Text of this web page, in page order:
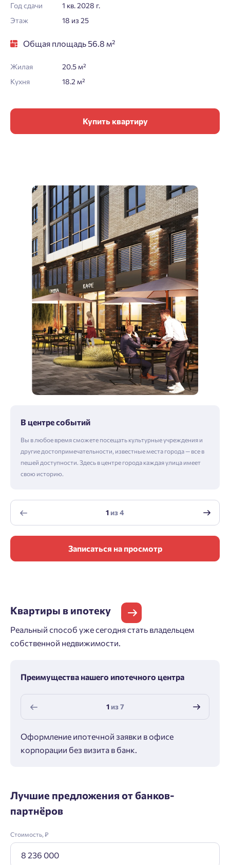
Год сдачи
1 кв. 2028 г.
Этаж
18 из 25
Общая площадь 56.8 м²
Жилая
20.5 м²
Кухня
18.2 м²
Купить квартиру
В центре событий
Вы в любое время сможете посещать культурные учреждения и
другие достопримечательности, известные места города — все в
пешей доступности. Здесь в центре города каждая улица имеет
свою историю.
1из4
Записаться на просмотр
Квартиры в ипотеку
Реальный способ уже сегодня стать владельцем
собственной недвижимости.
Преимущества нашего ипотечного центра
1из7
Оформление ипотечной заявки в офисе
корпорации без визита в банк.
Лучшие предложения от банков-
партнёров
Стоимость, ₽